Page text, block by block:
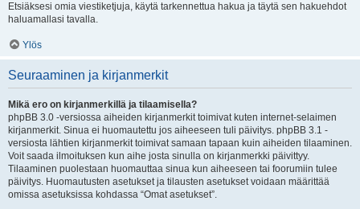
Etsiäksesi omia viestiketjuja, käytä tarkennettua hakua ja täytä sen hakuehdot
haluamallasi tavalla.
Ylös
Seuraaminen ja kirjanmerkit
Mikä ero on kirjanmerkillä ja tilaamisella?
phpBB 3.0 -versiossa aiheiden kirjanmerkit toimivat kuten internet-selaimen
kirjanmerkit. Sinua ei huomautettu jos aiheeseen tuli päivitys. phpBB 3.1 -
versiosta lähtien kirjanmerkit toimivat samaan tapaan kuin aiheiden tilaaminen.
Voit saada ilmoituksen kun aihe josta sinulla on kirjanmerkki päivittyy.
Tilaaminen puolestaan huomauttaa sinua kun aiheeseen tai foorumiin tulee
päivitys. Huomautusten asetukset ja tilausten asetukset voidaan määrittää
omissa asetuksissa kohdassa “Omat asetukset”.